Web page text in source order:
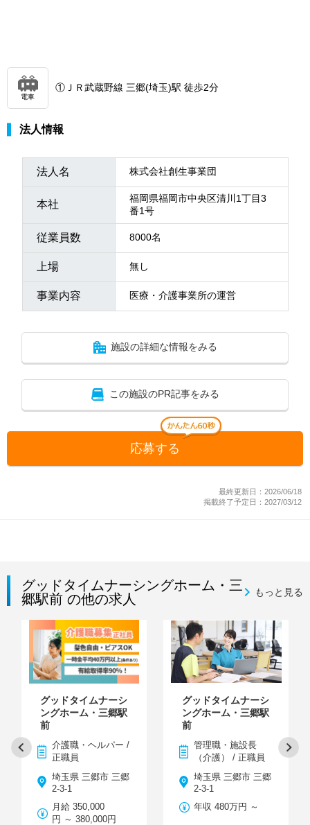
電車
①ＪＲ武蔵野線 三郷(埼玉)駅 徒歩2分
法人情報
法人名 株式会社創生事業団
本社
福岡県福岡市中央区清川1丁目3
番1号
従業員数 8000名
上場 無し
事業内容 医療・介護事業所の運営
施設の詳細な情報をみる
この施設のPR記事をみる
応募する
最終更新日：2026/06/18
掲載終了予定日：2027/03/12
グッドタイムナーシングホーム・三
郷駅前 の他の求人
もっと見る
グッドタイムナーシ
ングホーム・三郷駅
前
介護職・ヘルパー /
正職員
埼玉県 三郷市 三郷
2-3-1
月給 350,000
円 ～ 380,000円
グッドタイムナーシ
ングホーム・三郷駅
前
管理職・施設長
（介護） / 正職員
埼玉県 三郷市 三郷
2-3-1
年収 480万円 ～